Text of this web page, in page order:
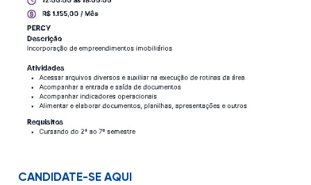
CANDIDATE-SE AQUI